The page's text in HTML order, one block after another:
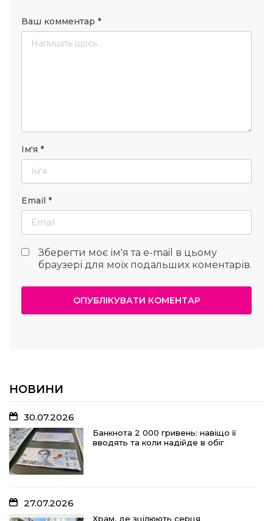
Ваш комментар *
Ім'я *
Email *
Зберегти моє ім'я та e-mail в цьому
браузері для моїх подальших коментарів.
НОВИНИ
30.07.2026
Банкнота 2 000 гривень: навіщо її
вводять та коли надійде в обіг
27.07.2026
Храм, де зцілюють серця